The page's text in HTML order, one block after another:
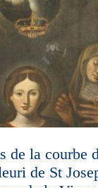
de la courbe
de St